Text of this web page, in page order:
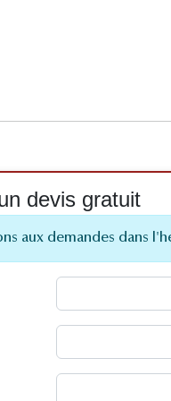
devis gratuit
aux demandes dans